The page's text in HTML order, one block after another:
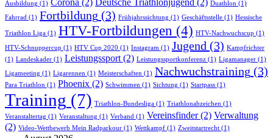
Ausbildung (1) Corona (2) Deutsche Triathlonjugend (2) Duathlon (1)
Fahrrad (1) Fortbildung (3) Frühjahrssichtung (1) Geschäftsstelle (1) Hessische
Triathlon Liga (1) HTV-Fortbildungen (4) HTV-Nachwuchscup (1)
HTV-Schnuppercup (1) HTV Cup 2020 (1) Instagram (1) Jugend (3) Kampfrichter
(1) Landeskader (1) Leistungssport(2) Leistungssportkonferenz (1) Ligamanager (1)
Ligameeting (1) Ligarennen (1) Meisterschaften (1) Nachwuchstraining (3)
Para Triathlon (1) Phoenix (2) Schwimmen (1) Sichtung (1) Startpass (1)
Training (7) Triathlon-Bundesliga (1) Triathlonabzeichen (1)
Veranstaltertag (1) Veranstaltung (1) Verband (1) Vereinsfinder(2) Verwaltung
(2) Video-Wettbewerb Mein Radparkour (1) Wettkampf (1) Zweitstartrecht (1)